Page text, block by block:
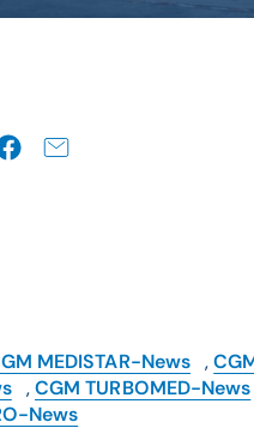
MEDISTAR-News ,
,CGM TURBOMED-News
News